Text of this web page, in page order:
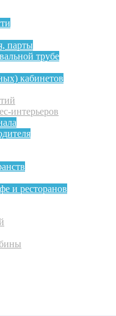
парты
трубе
кабинетов
интерьеров
и ресторанов